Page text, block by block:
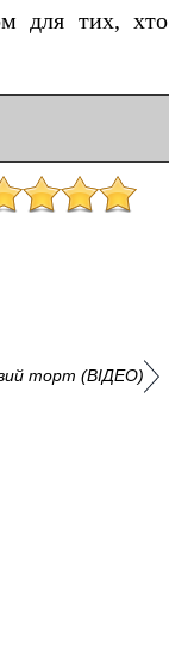
для тих, хто
торт (ВІДЕО)